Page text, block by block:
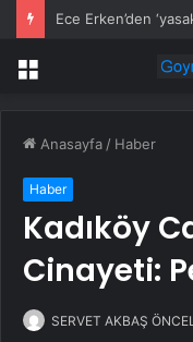
Menü
Anasayfa / Haber
Haber
Kadıköy
Cinayeti:
SERVET AKBAŞ